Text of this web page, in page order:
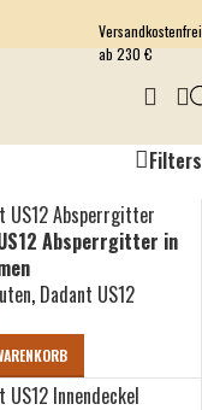
Versandkostenfrei
ab 230 €
Filters
Absperrgitter in
, Dadant US12